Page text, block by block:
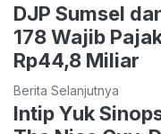
DJP Sumsel
178 Wajib
Rp44,8 Miliar
Berita Selanjutnya
Intip Yuk